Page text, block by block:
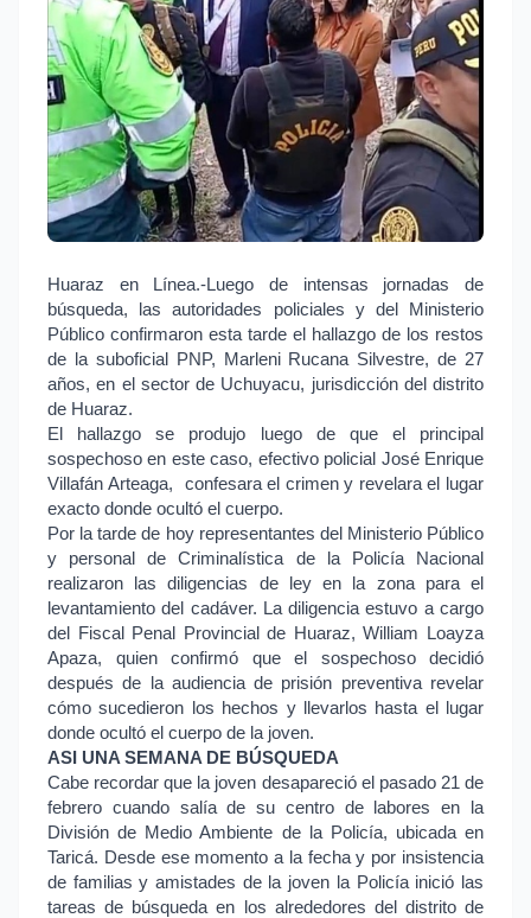
Huaraz en Línea.-Luego de intensas jornadas de
búsqueda, las autoridades policiales y del Ministerio
Público confirmaron esta tarde el hallazgo de los restos
de la suboficial PNP, Marleni Rucana Silvestre, de 27
años, en el sector de Uchuyacu, jurisdicción del distrito
de Huaraz.
El hallazgo se produjo luego de que el principal
sospechoso en este caso, efectivo policial José Enrique
Villafán Arteaga,
confesara el crimen y revelara el lugar
exacto donde ocultó el cuerpo.
Por la tarde de hoy representantes del Ministerio Público
y personal de Criminalística de la Policía Nacional
realizaron las diligencias de ley en la zona para el
levantamiento del cadáver. La diligencia estuvo a cargo
del Fiscal Penal Provincial de Huaraz, William Loayza
Apaza, quien confirmó que el sospechoso decidió
después de la audiencia de prisión preventiva revelar
cómo sucedieron los hechos y llevarlos hasta el lugar
donde ocultó el cuerpo de la joven.
ASI UNA SEMANA DE BÚSQUEDA
Cabe recordar que la joven desapareció el pasado 21 de
febrero cuando salía de su centro de labores en la
División de Medio Ambiente de la Policía, ubicada en
Taricá. Desde ese momento a la fecha y por insistencia
de familias y amistades de la joven la Policía inició las
tareas de búsqueda en los alrededores del distrito de